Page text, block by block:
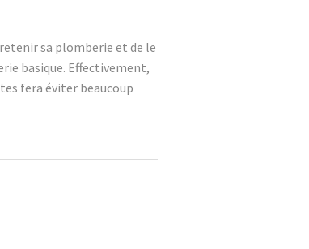
sa plomberie et de le
basique. Effectivement,
fera éviter beaucoup